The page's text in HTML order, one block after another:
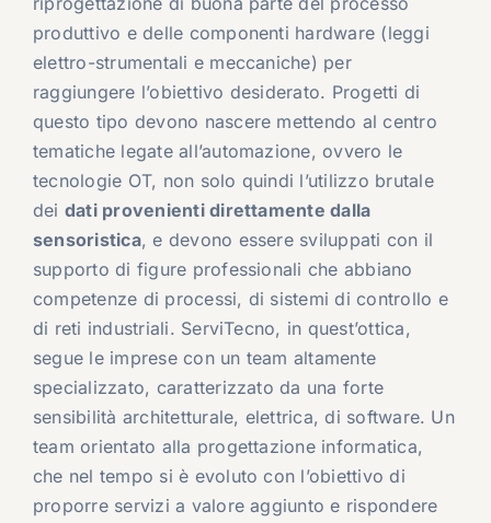
produttivo e delle componenti hardware (leggi
elettro-strumentali e meccaniche) per
raggiungere l’obiettivo desiderato. Progetti di
questo tipo devono nascere mettendo al centro
tematiche legate all’automazione, ovvero le
tecnologie OT, non solo quindi l’utilizzo brutale
dei dati provenienti direttamente dalla
sensoristica, e devono essere sviluppati con il
supporto di figure professionali che abbiano
competenze di processi, di sistemi di controllo e
di reti industriali. ServiTecno, in quest’ottica,
segue le imprese con un team altamente
specializzato, caratterizzato da una forte
sensibilità architetturale, elettrica, di software. Un
team orientato alla progettazione informatica,
che nel tempo si è evoluto con l’obiettivo di
proporre servizi a valore aggiunto e rispondere